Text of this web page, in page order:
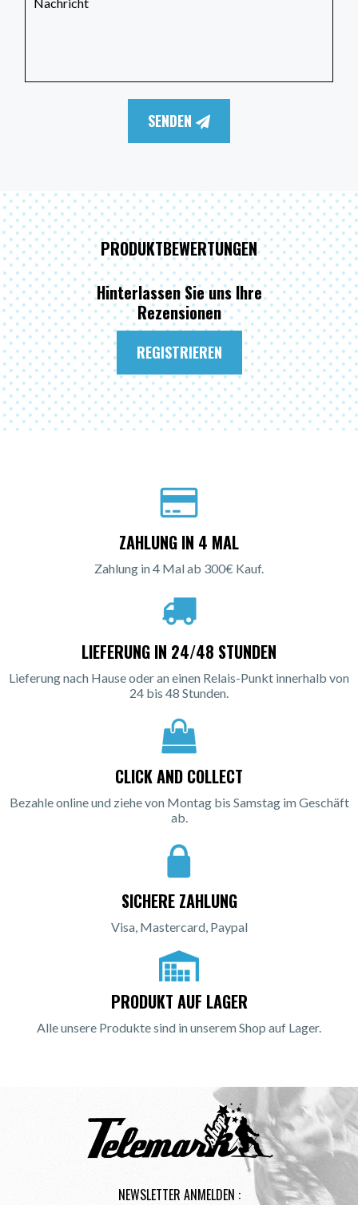
SENDEN
PRODUKTBEWERTUNGEN
Hinterlassen Sie uns Ihre
Rezensionen
REGISTRIEREN
ZAHLUNG IN 4 MAL
Zahlung in 4 Mal ab 300€ Kauf.
LIEFERUNG IN 24/48 STUNDEN
Lieferung nach Hause oder an einen Relais-Punkt innerhalb von
24 bis 48 Stunden.
CLICK AND COLLECT
Bezahle online und ziehe von Montag bis Samstag im Geschäft
ab.
SICHERE ZAHLUNG
Visa, Mastercard, Paypal
PRODUKT AUF LAGER
Alle unsere Produkte sind in unserem Shop auf Lager.
NEWSLETTER ANMELDEN :